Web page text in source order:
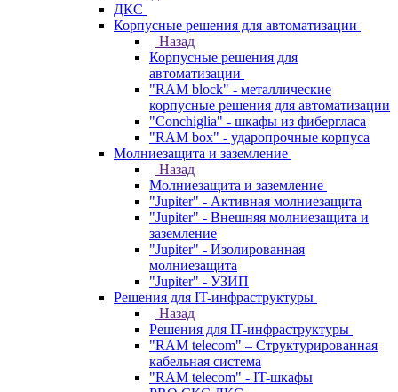
ДКС
Корпусные решения для автоматизации
Назад
Корпусные решения для
автоматизации
"RAM block" - металлические
корпусные решения для автоматизации
"Conchiglia" - шкафы из фибергласа
"RAM box" - ударопрочные корпуса
Молниезащита и заземление
Назад
Молниезащита и заземление
"Jupiter" - Активная молниезащита
"Jupiter" - Внешняя молниезащита и
заземление
"Jupiter" - Изолированная
молниезащита
"Jupiter" - УЗИП
Решения для IT-инфраструктуры
Назад
Решения для IT-инфраструктуры
"RAM telecom" – Структурированная
кабельная система
"RAM telecom" - IT-шкафы